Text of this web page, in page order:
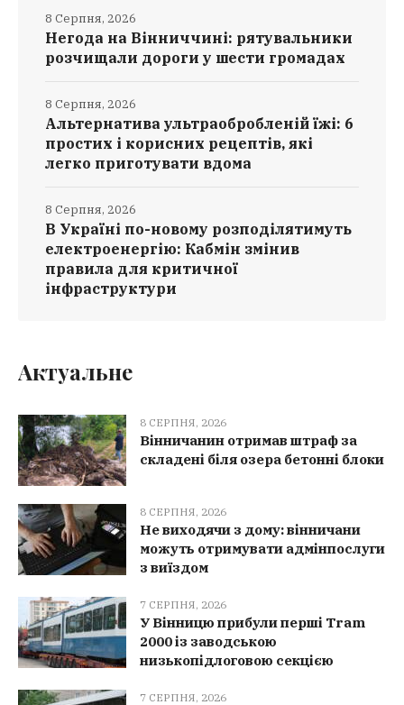
Негода на Вінниччині: рятувальники
розчищали дороги у шести громадах
8 Серпня, 2026
Альтернатива ультраобробленій їжі: 6
простих і корисних рецептів, які
легко приготувати вдома
8 Серпня, 2026
В Україні по-новому розподілятимуть
електроенергію: Кабмін змінив
правила для критичної
інфраструктури
8 Серпня, 2026
Актуальне
8 СЕРПНЯ, 2026
Вінничанин отримав штраф за
складені біля озера бетонні блоки
8 СЕРПНЯ, 2026
Не виходячи з дому: вінничани
можуть отримувати адмінпослуги
з виїздом
7 СЕРПНЯ, 2026
У Вінницю прибули перші Tram
2000 із заводською
низькопідлоговою секцією
7 СЕРПНЯ, 2026